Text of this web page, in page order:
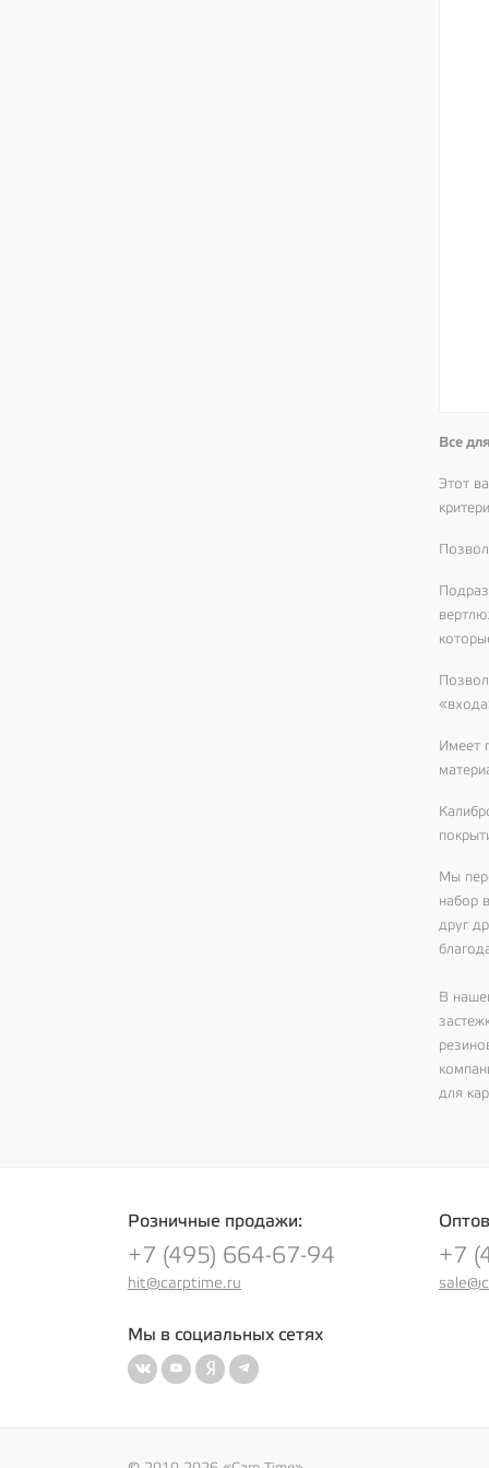
Все
Этот
Имеет
Мы
набор
друг
В
для
Розничные продажи:
+7 (495) 664-67-94
hit@carptime.ru
+7
Мы в социальных сетях